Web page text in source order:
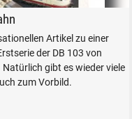
Artikel zu einer
der DB 103 von
gibt es wieder viele
zum Vorbild.